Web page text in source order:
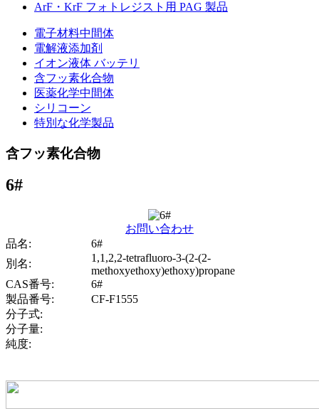
ArF・KrF フォトレジスト用 PAG 製品
電子材料中間体
電解液添加剤
イオン液体 バッテリ
含フッ素化合物
医薬化学中間体
シリコーン
特別な化学製品
含フッ素化合物
6#
お問い合わせ
品名:
6#
別名:
1,1,2,2-tetrafluoro-3-(2-(2-
methoxyethoxy)ethoxy)propane
CAS番号:
6#
製品番号:
CF-F1555
分子式:
分子量:
純度: